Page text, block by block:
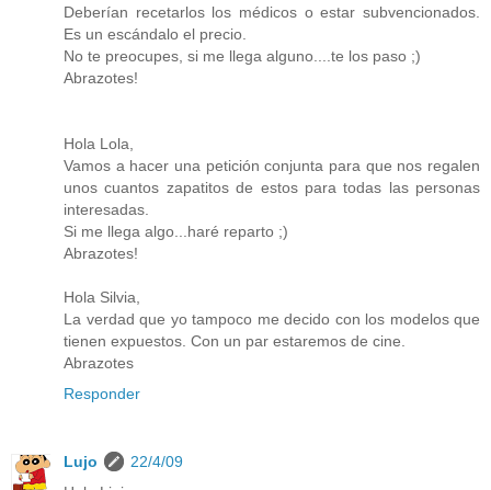
Deberían recetarlos los médicos o estar subvencionados.
Es un escándalo el precio.
No te preocupes, si me llega alguno....te los paso ;)
Abrazotes!
Hola Lola,
Vamos a hacer una petición conjunta para que nos regalen
unos cuantos zapatitos de estos para todas las personas
interesadas.
Si me llega algo...haré reparto ;)
Abrazotes!
Hola Silvia,
La verdad que yo tampoco me decido con los modelos que
tienen expuestos. Con un par estaremos de cine.
Abrazotes
Responder
Lujo
22/4/09